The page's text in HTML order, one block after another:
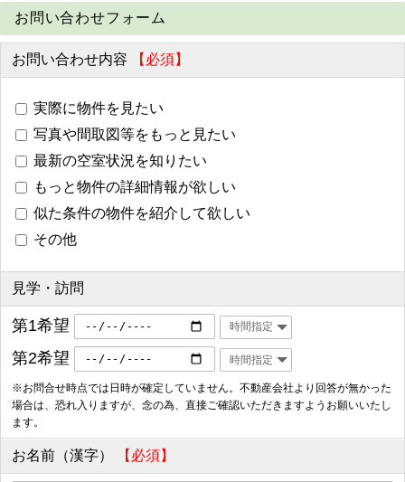
お問い合わせフォーム
お問い合わせ内容 【必須】
実際に物件を見たい
写真や間取図等をもっと見たい
最新の空室状況を知りたい
もっと物件の詳細情報が欲しい
似た条件の物件を紹介して欲しい
その他
見学・訪問
第1希望
第2希望
※お問合せ時点では日時が確定していません。不動産会社より回答が無かった
場合は、恐れ入りますが、念の為、直接ご確認いただきますようお願いいたし
ます。
お名前（漢字） 【必須】